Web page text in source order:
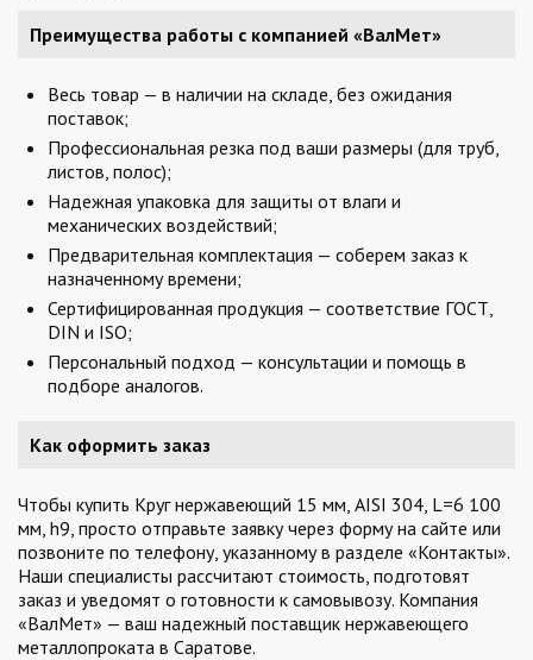
Преимущества работы с компанией «ВалМет»
Весь товар — в наличии на складе, без ожидания
поставок;
Профессиональная резка под ваши размеры (для труб,
листов, полос);
Надежная упаковка для защиты от влаги и
механических воздействий;
Предварительная комплектация — соберем заказ к
назначенному времени;
Сертифицированная продукция — соответствие ГОСТ,
DIN и ISO;
Персональный подход — консультации и помощь в
подборе аналогов.
Как оформить заказ
Чтобы купить Круг нержавеющий 15 мм, AISI 304, L=6 100
мм, h9, просто отправьте заявку через форму на сайте или
позвоните по телефону, указанному в разделе «Контакты».
Наши специалисты рассчитают стоимость, подготовят
заказ и уведомят о готовности к самовывозу. Компания
«ВалМет» — ваш надежный поставщик нержавеющего
металлопроката в Саратове.